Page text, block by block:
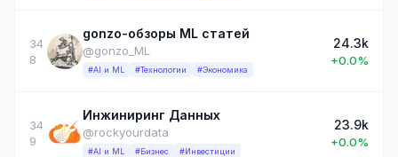
34
8
gonzo-обзоры ML статей
@gonzo_ML
#AI и ML #Технологии #Экономика
24.3k
+0.0%
34
9
Инжиниринг Данных
@rockyourdata
#AI и ML #Бизнес #Инвестиции
23.9k
+0.0%